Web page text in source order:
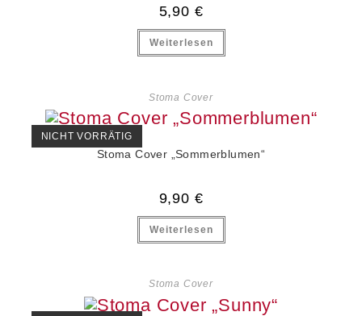
5,90 €
Weiterlesen
Stoma Cover
NICHT VORRÄTIG
Stoma Cover „Sommerblumen“
9,90 €
Weiterlesen
Stoma Cover